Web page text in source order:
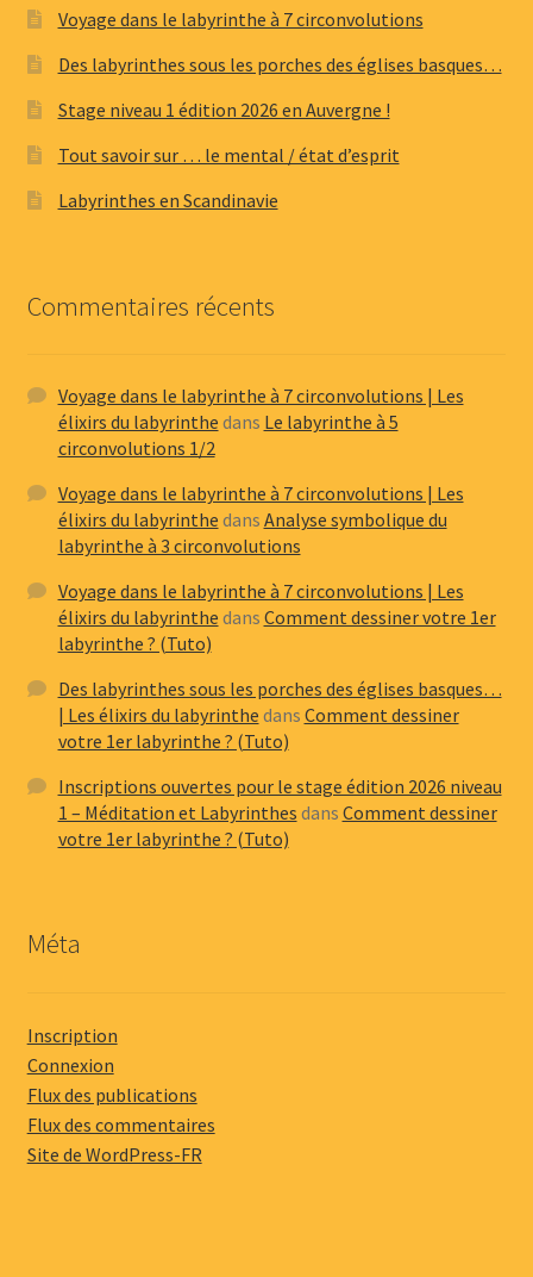
Voyage dans le labyrinthe à 7 circonvolutions
Des labyrinthes sous les porches des églises basques…
Stage niveau 1 édition 2026 en Auvergne !
Tout savoir sur … le mental / état d’esprit
Labyrinthes en Scandinavie
Commentaires récents
Voyage dans le labyrinthe à 7 circonvolutions | Les
élixirs du labyrinthe dans Le labyrinthe à 5
circonvolutions 1/2
Voyage dans le labyrinthe à 7 circonvolutions | Les
élixirs du labyrinthe dans Analyse symbolique du
labyrinthe à 3 circonvolutions
Voyage dans le labyrinthe à 7 circonvolutions | Les
élixirs du labyrinthe dans Comment dessiner votre 1er
labyrinthe ? (Tuto)
Des labyrinthes sous les porches des églises basques…
| Les élixirs du labyrinthe dans Comment dessiner
votre 1er labyrinthe ? (Tuto)
Inscriptions ouvertes pour le stage édition 2026 niveau
1 – Méditation et Labyrinthes dans Comment dessiner
votre 1er labyrinthe ? (Tuto)
Méta
Inscription
Connexion
Flux des publications
Flux des commentaires
Site de WordPress-FR